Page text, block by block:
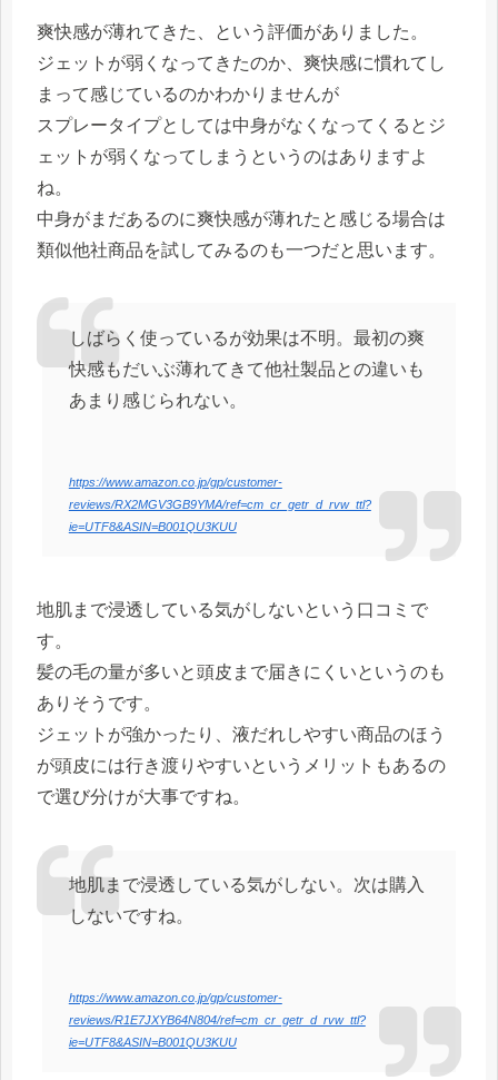
爽快感が薄れてきた、という評価がありました。
ジェットが弱くなってきたのか、爽快感に慣れてし
まって感じているのかわかりませんが
スプレータイプとしては中身がなくなってくるとジ
ェットが弱くなってしまうというのはありますよ
ね。
中身がまだあるのに爽快感が薄れたと感じる場合は
類似他社商品を試してみるのも一つだと思います。
しばらく使っているが効果は不明。最初の爽
快感もだいぶ薄れてきて他社製品との違いも
あまり感じられない。
https://www.amazon.co.jp/gp/customer-
reviews/RX2MGV3GB9YMA/ref=cm_cr_getr_d_rvw_ttl?
ie=UTF8&ASIN=B001QU3KUU
地肌まで浸透している気がしないという口コミで
す。
髪の毛の量が多いと頭皮まで届きにくいというのも
ありそうです。
ジェットが強かったり、液だれしやすい商品のほう
が頭皮には行き渡りやすいというメリットもあるの
で選び分けが大事ですね。
地肌まで浸透している気がしない。次は購入
しないですね。
https://www.amazon.co.jp/gp/customer-
reviews/R1E7JXYB64N804/ref=cm_cr_getr_d_rvw_ttl?
ie=UTF8&ASIN=B001QU3KUU